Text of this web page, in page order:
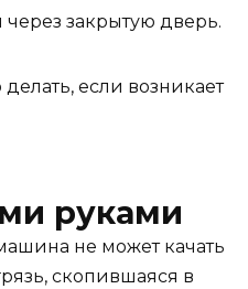
через закрытую дверь.
если возникает
руками
не может качать
скопившаяся в